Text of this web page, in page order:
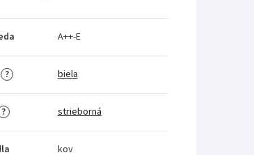
A++-E
? biela
? strieborná
kov